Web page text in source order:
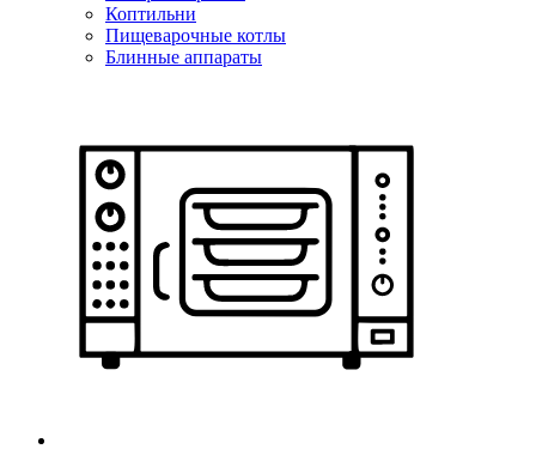
Коптильни
Пищеварочные котлы
Блинные аппараты